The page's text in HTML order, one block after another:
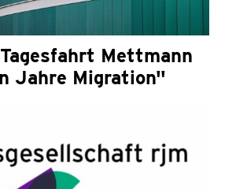
Mettmann
Jahre Migration"